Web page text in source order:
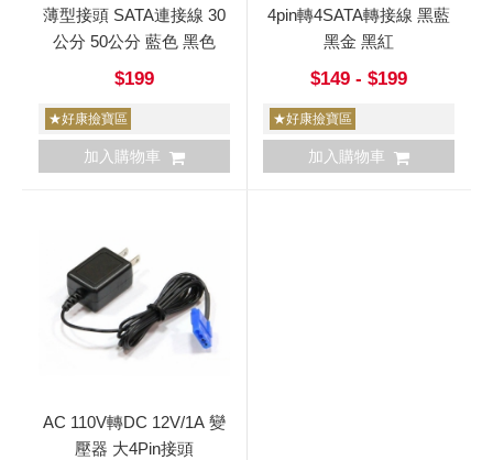
薄型接頭 SATA連接線 30
公分 50公分 藍色 黑色
$199
★好康撿寶區
加入購物車
4pin轉4SATA轉接線 黑藍
黑金 黑紅
$149 - $199
★好康撿寶區
加入購物車
AC 110V轉DC 12V/1A 變
壓器 大4Pin接頭